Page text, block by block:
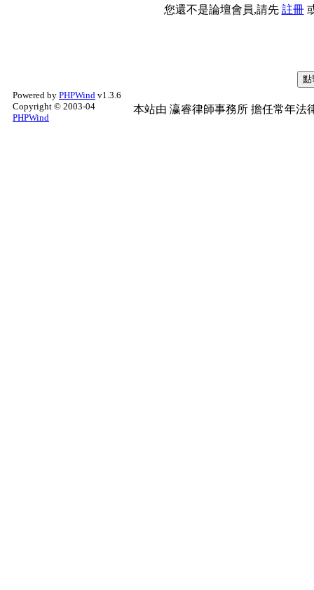
您還不是論壇會員,請先 註冊
Powered by PHPWind v1.3.6
Copyright © 2003-04
PHPWind
本站由 瀛睿律師事務所 擔任常年法